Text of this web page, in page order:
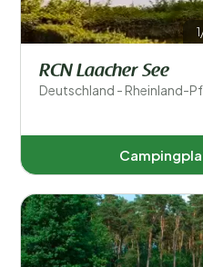
RCN Laacher See
Deutschland - Rheinland-